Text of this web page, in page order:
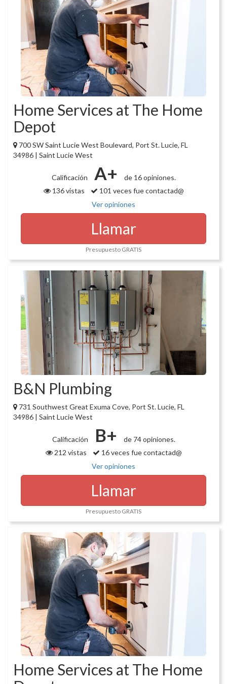
Home Services at The Home
Depot
700 SW Saint Lucie West Boulevard, Port St. Lucie, FL
34986 | Saint Lucie West
Calificación A+
de 16 opiniones.
136 vistas
101 veces fue contactad@
Ver opiniones
Llamar
Presupuesto GRATIS
B&N Plumbing
731 Southwest Great Exuma Cove, Port St. Lucie, FL
34986 | Saint Lucie West
Calificación B+
de 74 opiniones.
212 vistas
16 veces fue contactad@
Ver opiniones
Llamar
Presupuesto GRATIS
Home Services at The Home